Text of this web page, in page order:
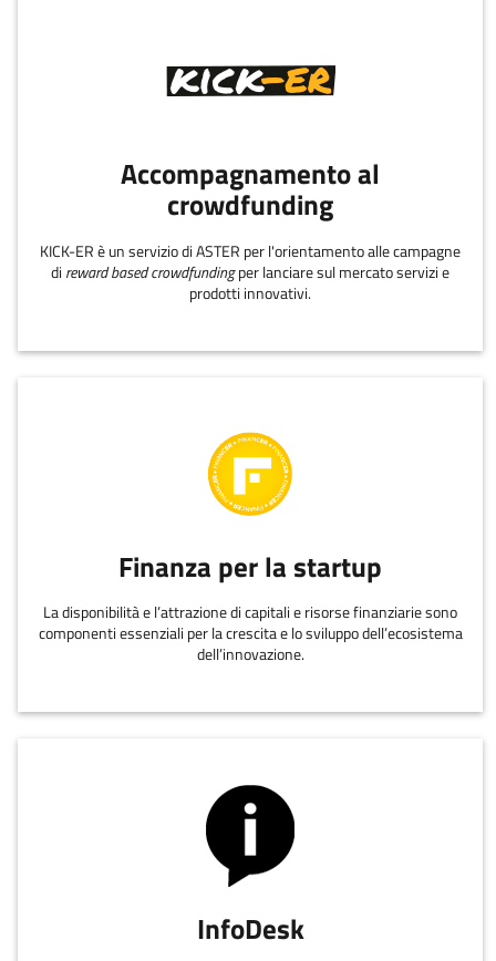
Accompagnamento al
crowdfunding
KICK-ER è un servizio di ASTER per l'orientamento alle campagne
di reward based crowdfundingper lanciare sul mercato servizi e
prodotti innovativi.
Finanza per la startup
La disponibilità e l’attrazione di capitali e risorse finanziarie sono
componenti essenziali per la crescita e lo sviluppo dell’ecosistema
dell’innovazione.
InfoDesk